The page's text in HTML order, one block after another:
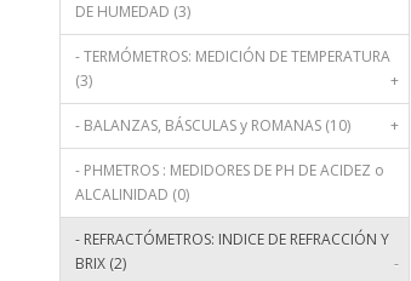
DE HUMEDAD (3)
- TERMÓMETROS: MEDICIÓN DE TEMPERATURA
(3)
+
- BALANZAS, BÁSCULAS y ROMANAS (10) +
- PHMETROS : MEDIDORES DE PH DE ACIDEZ o
ALCALINIDAD (0)
- REFRACTÓMETROS: INDICE DE REFRACCIÓN Y
BRIX (2)
-